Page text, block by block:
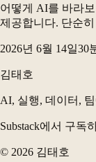
어떻게 AI를 바라
제공합니다. 단순
시스템을 통해 더
2026년 6월 14일30
김태호
AI, 실행, 데이터,
Substack에서 구독
© 2026 김태호